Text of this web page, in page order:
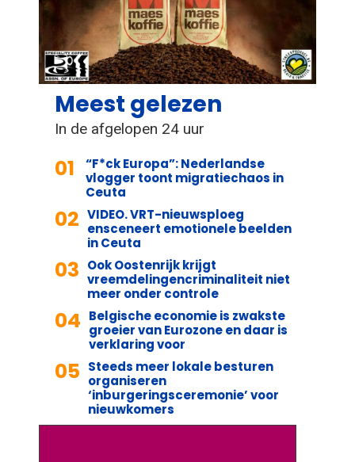
Meest gelezen
In de afgelopen 24 uur
01
“F*ck Europa”: Nederlandse
vlogger toont migratiechaos in
Ceuta
02 VIDEO. VRT-nieuwsploeg
ensceneert emotionele beelden
in Ceuta
03 Ook Oostenrijk krijgt
vreemdelingencriminaliteit niet
meer onder controle
04 Belgische economie is zwakste
groeier van Eurozone en daar is
verklaring voor
05 Steeds meer lokale besturen
organiseren
‘inburgeringsceremonie’ voor
nieuwkomers